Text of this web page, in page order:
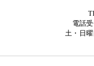
電話
土・日曜